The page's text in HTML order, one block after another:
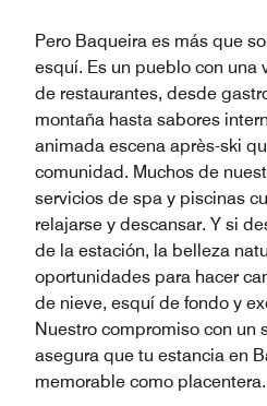
Pero Baqueira es más que
esquí. Es un pueblo con una
de restaurantes, desde
montaña hasta sabores
animada escena après-ski
comunidad. Muchos de
servicios de spa y piscinas
relajarse y descansar. Y si
de la estación, la belleza
oportunidades para hacer
de nieve, esquí de fondo y
Nuestro compromiso con un
asegura que tu estancia en
memorable como placentera.